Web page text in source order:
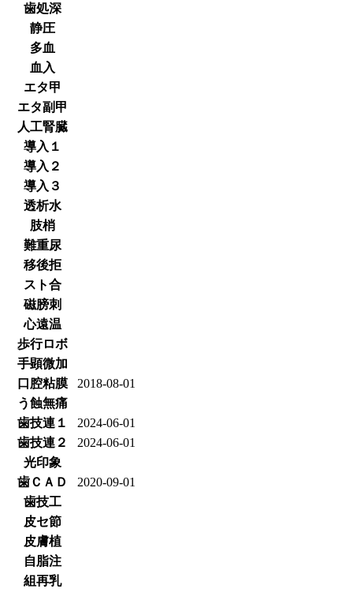
歯処深
静圧
多血
血入
エタ甲
エタ副甲
人工腎臓
導入１
導入２
導入３
透析水
肢梢
難重尿
移後拒
スト合
磁膀刺
心遠温
歩行ロボ
手顕微加
口腔粘膜
2018-08-01
う蝕無痛
歯技連１
2024-06-01
歯技連２
2024-06-01
光印象
歯ＣＡＤ
2020-09-01
歯技工
皮セ節
皮膚植
自脂注
組再乳